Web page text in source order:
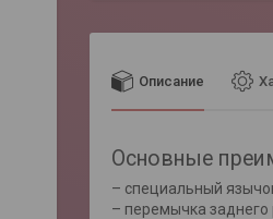
Описание
Основные
– специальный
– перемычка